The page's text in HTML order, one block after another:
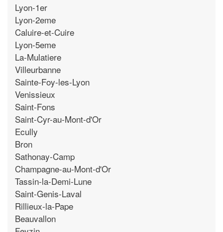
Lyon-1er
Lyon-2eme
Caluire-et-Cuire
Lyon-5eme
La-Mulatiere
Villeurbanne
Sainte-Foy-les-Lyon
Venissieux
Saint-Fons
Saint-Cyr-au-Mont-d'Or
Ecully
Bron
Sathonay-Camp
Champagne-au-Mont-d'Or
Tassin-la-Demi-Lune
Saint-Genis-Laval
Rillieux-la-Pape
Beauvallon